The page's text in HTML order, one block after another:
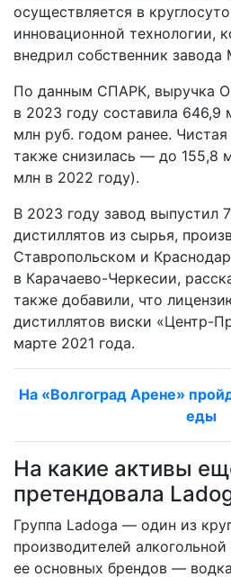
осуществляется в
инновационной технологии,
внедрил собственник завода
По данным СПАРК, выручка
в 2023 году составила 646,9
млн руб. годом ранее.
также снизилась — до 155,8
млн в 2022 году).
В 2023 году завод выпустил
дистиллятов из сырья,
Ставропольском и
в Карачаево-Черкесии,
также добавили, что
дистиллятов виски «Центр-
марте 2021 года.
На «Волгоград Арене»
еды
На какие активы
претендовала
Группа Ladoga — один из
производителей
ее основных брендов —